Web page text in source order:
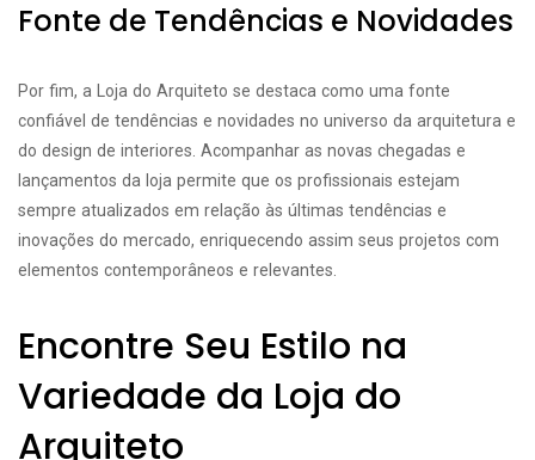
Fonte de Tendências e Novidades
Por fim, a Loja do Arquiteto se destaca como uma fonte
confiável de tendências e novidades no universo da arquitetura e
do design de interiores. Acompanhar as novas chegadas e
lançamentos da loja permite que os profissionais estejam
sempre atualizados em relação às últimas tendências e
inovações do mercado, enriquecendo assim seus projetos com
elementos contemporâneos e relevantes.
Encontre Seu Estilo na
Variedade da Loja do
Arquiteto